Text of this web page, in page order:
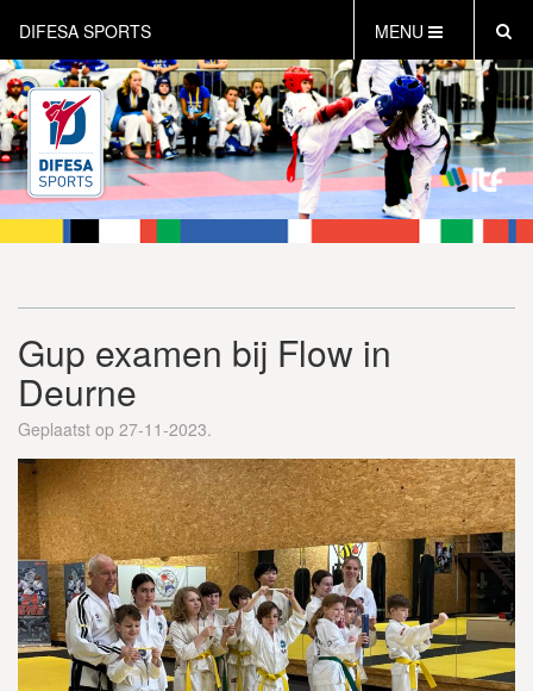
DIFESA SPORTS MENU
HOME
AKTUEEL
OVER DIFESA SPORTS
TAEKWON-DO
OPEN DUTCH
WEBSHOP
Gup examen bij Flow in
Deurne
Geplaatst op 27-11-2023.